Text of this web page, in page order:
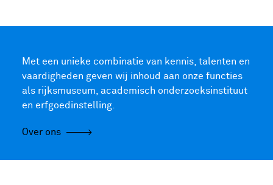
Met een unieke combinatie van kennis, talenten en
vaardigheden geven wij inhoud aan onze functies
als rijksmuseum, academisch onderzoeksinstituut
en erfgoedinstelling.
Over ons